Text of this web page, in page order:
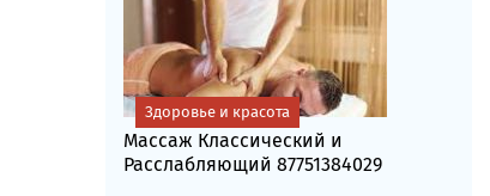
Массаж Классический и
Расслабляющий 87751384029
Здоровье и красота